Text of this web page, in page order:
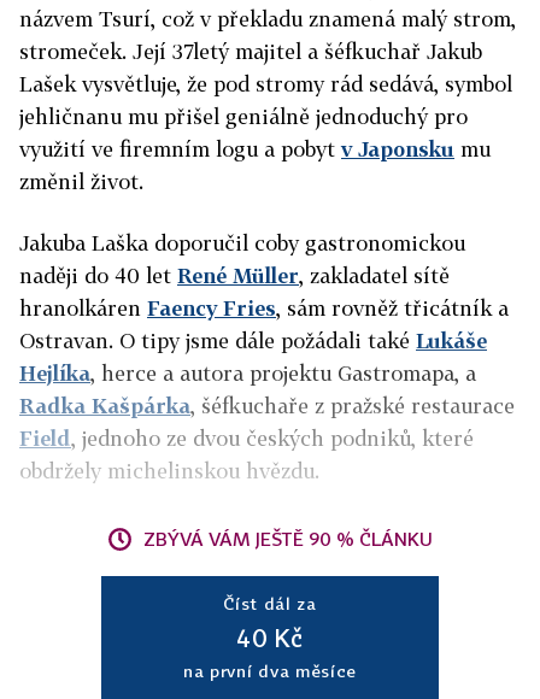
názvem Tsurí, což v překladu znamená malý strom,
stromeček. Její 37letý majitel a šéfkuchař Jakub
Lašek vysvětluje, že pod stromy rád sedává, symbol
jehličnanu mu přišel geniálně jednoduchý pro
využití ve firemním logu a pobytv Japonsku mu
změnil život.
Jakuba Laška doporučil coby gastronomickou
naději do 40 let René Müller, zakladatel sítě
hranolkáren Faency Fries, sám rovněž třicátník a
Ostravan. O tipy jsme dále požádali také Lukáše
Hejlíka, herce a autora projektu Gastromapa, a
Radka Kašpárka, šéfkuchaře z pražské restaurace
Field, jednoho ze dvou českých podniků, které
obdržely michelinskou hvězdu.
ZBÝVÁ VÁM JEŠTĚ 90 % ČLÁNKU
Číst dál za
40 Kč
na první dva měsíce